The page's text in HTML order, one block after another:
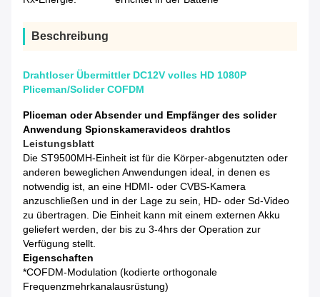
Beschreibung
Drahtloser Übermittler DC12V volles HD 1080P
Pliceman/Solider COFDM
Pliceman oder Absender und Empfänger des solider
Anwendung Spionskameravideos drahtlos
Leistungsblatt
Die ST9500MH-Einheit ist für die Körper-abgenutzten oder
anderen beweglichen Anwendungen ideal, in denen es
notwendig ist, an eine HDMI- oder CVBS-Kamera
anzuschließen und in der Lage zu sein, HD- oder Sd-Video
zu übertragen. Die Einheit kann mit einem externen Akku
geliefert werden, der bis zu 3-4hrs der Operation zur
Verfügung stellt.
Eigenschaften
*COFDM-Modulation (kodierte orthogonale
Frequenzmehrkanalausrüstung)